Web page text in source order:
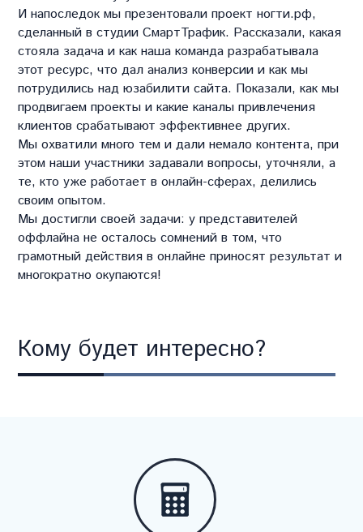
И напоследок мы презентовали проект ногти.рф,
сделанный в студии СмартТрафик. Рассказали, какая
стояла задача и как наша команда разрабатывала
этот ресурс, что дал анализ конверсии и как мы
потрудились над юзабилити сайта. Показали, как мы
продвигаем проекты и какие каналы привлечения
клиентов срабатывают эффективнее других.
Мы охватили много тем и дали немало контента, при
этом наши участники задавали вопросы, уточняли, а
те, кто уже работает в онлайн-сферах, делились
своим опытом.
Мы достигли своей задачи: у представителей
оффлайна не осталось сомнений в том, что
грамотный действия в онлайне приносят результат и
многократно окупаются!
Кому будет интересно?